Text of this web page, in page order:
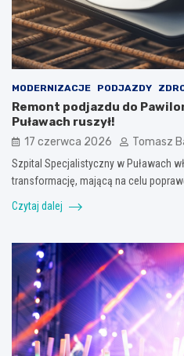
MODERNIZACJE PODJAZDY
Remont podjazdu do
Puławach ruszył!
17 czerwca 2026 Tomasz
Szpital Specjalistyczny w Puławach
transformację, mającą na celu
Czytaj dalej